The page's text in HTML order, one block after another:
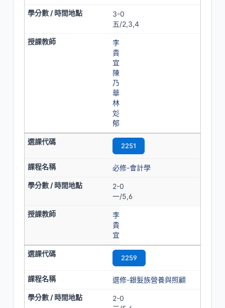
3-0
五/2,3,4
李
貴
宜
陳
乃
華
林
彣
郁
2251
必修-會計學
2-0
一/5,6
李
貴
宜
2259
選修-銀髮族營養與照顧
2-0